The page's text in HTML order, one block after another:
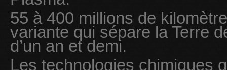
55 à 400 millions de
variante qui sépare la Terre
d’un an et demi.
Les technologies chimiques